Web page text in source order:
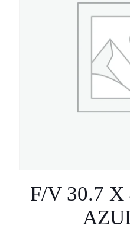
F/V 30.7